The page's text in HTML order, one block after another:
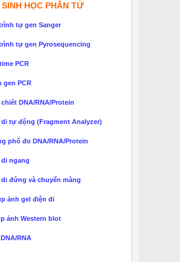
HỌC PHÂN TỬ
tự gen Sanger
tự gen Pyrosequencing
PCR
gen PCR
DNA/RNA/Protein
di tự động (Fragment Analyzer)
phổ đo DNA/RNA/Protein
di ngang
di đứng và chuyển màng
ảnh gel điện di
ảnh Western blot
RNA